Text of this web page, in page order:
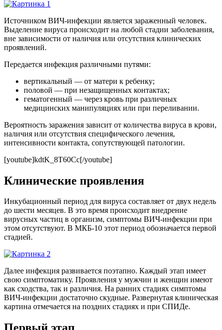
Источником ВИЧ-инфекции является зараженный человек.
Выделение вируса происходит на любой стадии заболевания,
вне зависимости от наличия или отсутствия клинических
проявлений.
Передается инфекция различными путями:
вертикальный — от матери к ребeнку;
половой — при незащищенных контактах;
гематогенный — через кровь при различных
медицинских манипуляциях или при переливании.
Вероятность заражения зависит от количества вируса в крови,
наличия или отсутствия специфического лечения,
интенсивности контакта, сопутствующей патологии.
[youtube]kdtK_8T60Cc[/youtube]
Клинические проявления
Инкубационный период для вируса составляет от двух недель
до шести месяцев. В это время происходит внедрение
вирусных частиц в организм, симптомы ВИЧ-инфекции при
этом отсутствуют. В МКБ-10 этот период обозначается первой
стадией.
Далее инфекция развивается поэтапно. Каждый этап имеет
свою симптоматику. Проявления у мужчин и женщин имеют
как сходства, так и различия. На ранних стадиях симптомы
ВИЧ-инфекции достаточно скудные. Развернутая клиническая
картина отмечается на поздних стадиях и при СПИДе.